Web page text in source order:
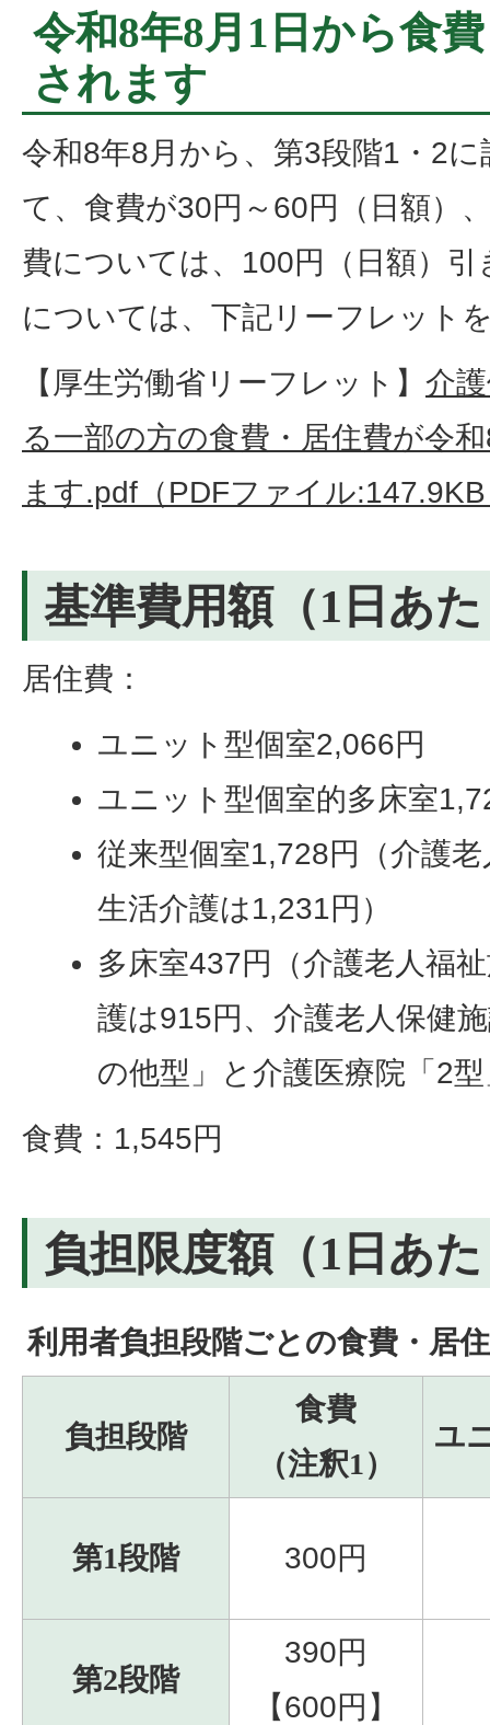
令和8年8月1日から食
されます
令和8年8月から、第3段階1・2
て、食費が30円～60円（日額）
費については、100円（日額）
については、下記リーフレット
【厚生労働省リーフレット】 介
る一部の方の食費・居住費が令
ます.pdf（PDFファイル
基準費用額（1日あ
居住費：
ユニット型個室2,066円
ユニット型個室的多床室
従来型個室1,728円（介護
生活介護は1,231円）
多床室437円（介護老人福
護は915円、介護老人保健
の他型」と介護医療院「2
食費：1,545円
負担限度額（1日あ
利用者負担段階ごとの食費・居
負担段階
食費
（注釈1）
ユ
第1段階 300円
第2段階
390円
【600円】